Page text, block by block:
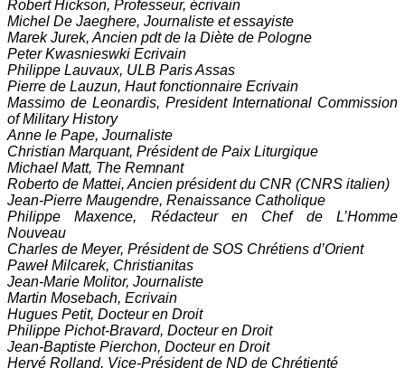
Robert Hickson, Professeur, écrivain
Michel De Jaeghere, Journaliste et essayiste
Marek Jurek, Ancien pdt de la Diète de Pologne
Peter Kwasnieswki Ecrivain
Philippe Lauvaux, ULB Paris Assas
Pierre de Lauzun, Haut fonctionnaire Ecrivain
Massimo de Leonardis, President International Commission
of Military History
Anne le Pape, Journaliste
Christian Marquant, Président de Paix Liturgique
Michael Matt, The Remnant
Roberto de Mattei, Ancien président du CNR (CNRS italien)
Jean-Pierre Maugendre, Renaissance Catholique
Philippe Maxence, Rédacteur en Chef de L’Homme
Nouveau
Charles de Meyer, Président de SOS Chrétiens d’Orient
Paweł Milcarek, Christianitas
Jean-Marie Molitor, Journaliste
Martin Mosebach, Ecrivain
Hugues Petit, Docteur en Droit
Philippe Pichot-Bravard, Docteur en Droit
Jean-Baptiste Pierchon, Docteur en Droit
Hervé Rolland, Vice-Président de ND de Chrétienté